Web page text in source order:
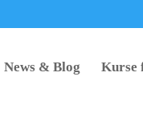
News & Blog Kurse